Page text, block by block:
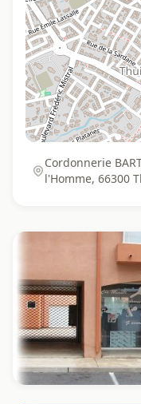
Cordonnerie
l'Homme, 66300